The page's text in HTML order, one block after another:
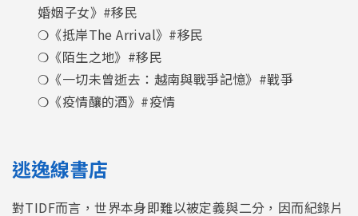
婚姻子女》#移民
❍《抵岸The Arrival》#移民
❍《陌生之地》#移民
❍《一切未曾逝去：越南與戰爭記憶》#戰爭
❍《疫情釀的酒》#疫情
逃逸線書店
對TIDF而言，世界本身即難以被定義與二分，因而紀錄片